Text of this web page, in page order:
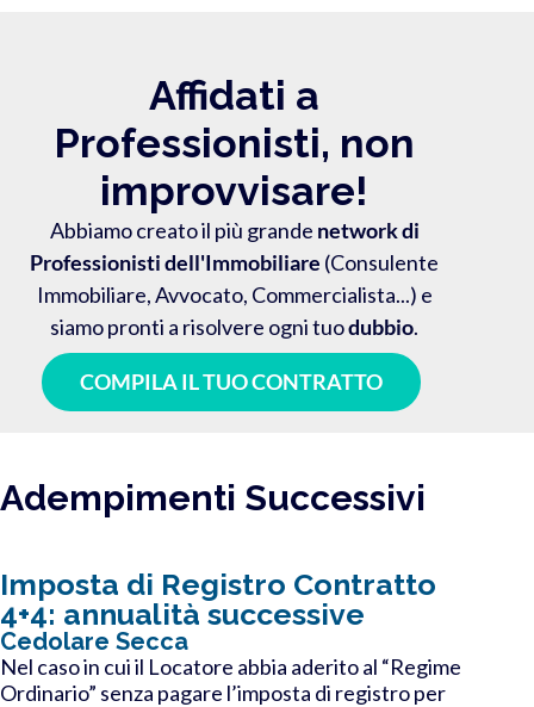
Affidati a
Professionisti, non
improvvisare!
Abbiamo creato il più grande network di
Professionisti dell'Immobiliare (Consulente
Immobiliare, Avvocato, Commercialista...) e
siamo pronti a risolvere ogni tuodubbio.
COMPILA IL TUO CONTRATTO
Adempimenti Successivi
Imposta di Registro Contratto
4+4: annualità successive
Cedolare Secca
Nel caso in cui il Locatore abbia aderito al “Regime
Ordinario” senza pagare l’imposta di registro per